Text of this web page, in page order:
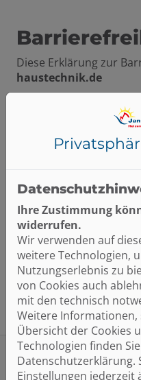
Diese Erklärung zur
haustechnik.de
Wir unterliegen
Regelungen des BFSG.
gestaltet, dass sie
Wir bemühen uns um
Wenn Ihnen Barrieren
bei der Nutzung
uns über Ihre
haustechnik.de
Stand der Erklärung:
Ihre Zustimmung
widerrufen.
Wir verwenden auf
weitere Technologien,
Nutzungserlebnis zu
von Cookies auch
mit den technisch
Weitere
Übersicht der Cookies
Technologien finden
Datenschutzerklärung.
Einstellungen jederzeit